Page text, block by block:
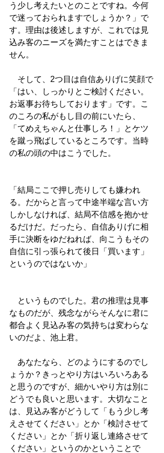
う少し考えたいとのことですね。今何
で迷っておられますでしょうか？」で
す。理由は後述しますが、これでは見
込み客のニーズを満たすことはできま
せん。
そして、2つ目は自信ありげに笑顔で
「はい、しっかりとご検討ください。
お返事お待ちしております」です。こ
のころの私がもし目の前にいたら、
「てめえちゃんと仕事しろ！」とケツ
を蹴っ飛ばしているところです。当時
の私の頭の中はこうでした。
「結局ここで押し売りしても嫌われ
る。だからと言って中途半端な言い方
しかしなければ、結局不信感を抱かせ
るだけだ。だったら、自信ありげに相
手に決断をゆだねれば、向こうもその
自信に引っ張られて後日「買います」
というのではないか」
というものでした。君の推理は見事
なものだが、残念ながらそんなに君に
都合よく見込み客の気持ちは変わらな
いのだよ、池上君。
あなたなら、どのようにするのでし
ょうか？きっとやり方はいろいろある
と思うのですが、細かいやり方は別に
どうでも良いと思います。大切なこと
は、見込み客がどうして「もう少し考
えさせてください」とか「検討させて
ください」とか「折り返し連絡させて
ください」というのかということで